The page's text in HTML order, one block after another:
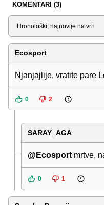
KOMENTARI (3)
Sortiraj
Ecosport
Njanjajlije, vratite pare
0 2
SARAY_AGA
@Ecosport mrtve,
0 1